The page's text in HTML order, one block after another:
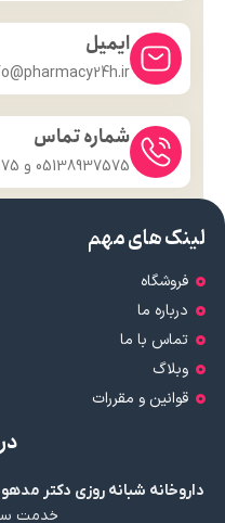
ایمیل
شماره تماس
05138937575 و 09357887575
لینک های مهم
فروشگاه
درباره ما
تماس با ما
وبلاگ
قوانین و مقررات
داروخانه شبانه روزی دکتر
خدمت